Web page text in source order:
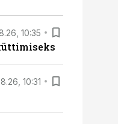
10:35
10:31